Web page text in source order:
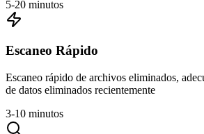
5-20 minutos
Escaneo Rápido
Escaneo rápido de archivos eliminados,
de datos eliminados recientemente
3-10 minutos